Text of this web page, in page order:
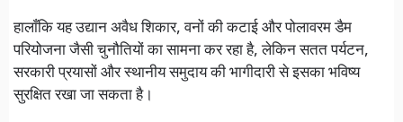
हालाँकि यह उद्यान अवैध शिकार, वनों की कटाई और पोलावरम डैम
परियोजना जैसी चुनौतियों का सामना कर रहा है, लेकिन सतत पर्यटन,
सरकारी प्रयासों और स्थानीय समुदाय की भागीदारी से इसका भविष्य
सुरक्षित रखा जा सकता है।